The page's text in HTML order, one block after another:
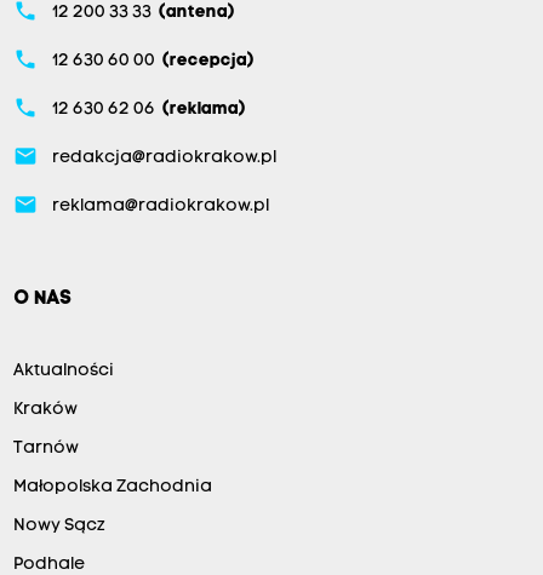
phone 12 200 33 33 (antena)
phone 12 630 60 00 (recepcja)
phone 12 630 62 06 (reklama)
email redakcja@radiokrakow.pl
email reklama@radiokrakow.pl
O NAS
Aktualności
Kraków
Tarnów
Małopolska Zachodnia
Nowy Sącz
Podhale